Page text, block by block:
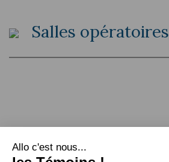
Salles opératoires